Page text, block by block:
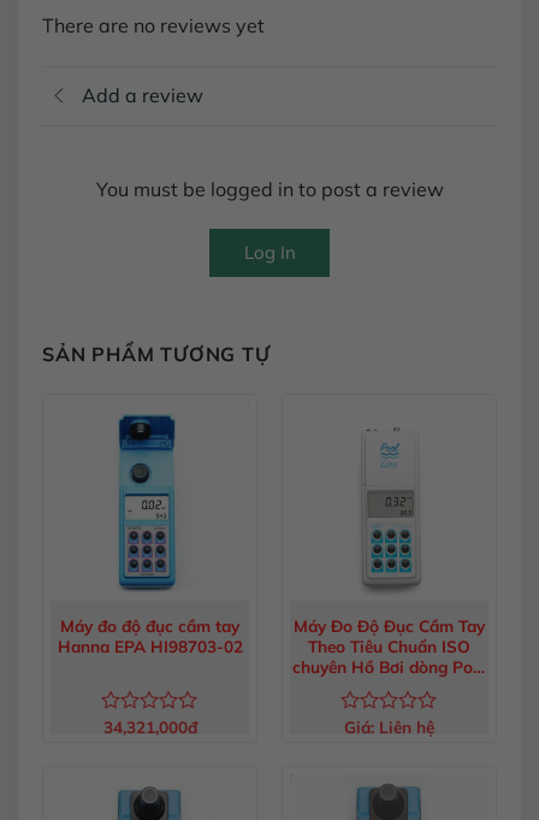
There are no reviews yet
Add a review
You must be logged in to post a review
Log In
SẢN PHẨM TƯƠNG TỰ
Máy đo độ đục cầm tay
Hanna EPA HI98703-02
Được
34,321,000đ
Máy Đo Độ Đục Cầm Tay
Theo Tiêu Chuẩn ISO
chuyên Hồ Bơi dòng Pool
Line
Được
Giá: Liên hệ